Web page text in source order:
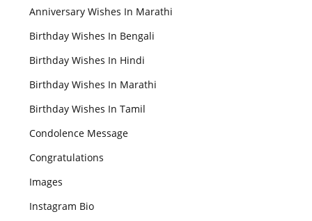
Anniversary Wishes In Marathi
Birthday Wishes In Bengali
Birthday Wishes In Hindi
Birthday Wishes In Marathi
Birthday Wishes In Tamil
Condolence Message
Congratulations
Images
Instagram Bio